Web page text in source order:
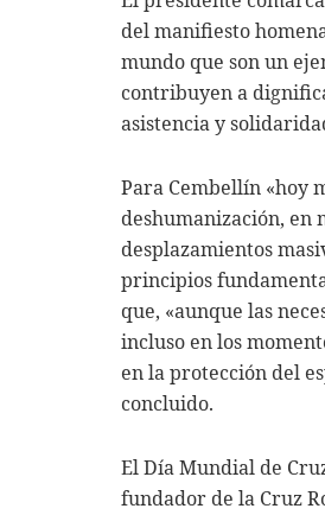
del manifiesto
mundo que son un
contribuyen a
asistencia y
Para Cembellín «hoy
deshumanización, en
desplazamientos
principios
que, «aunque las
incluso en los
en la protección del
concluido.
El Día Mundial de
fundador de la Cruz